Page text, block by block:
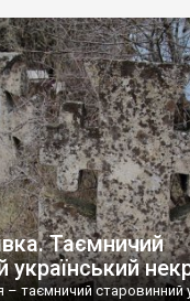
Северинівка. Потоцький
Пізніше дорогою […]
Таємничий
український
– таємничий старовинний